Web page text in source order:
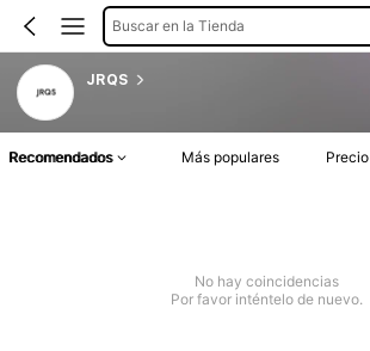
Buscar en la Tienda
JRQS
Recomendados Más populares Precio
No hay coincidencias
Por favor inténtelo de nuevo.